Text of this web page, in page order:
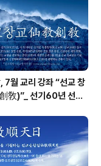
,
천
교리 강좌 “선교 창
敎)”_ 선기60년 선교